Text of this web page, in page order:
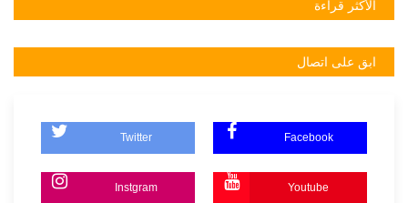
الأكثر قراءة
ابق على اتصال
Twitter Facebook
Instgram Youtube